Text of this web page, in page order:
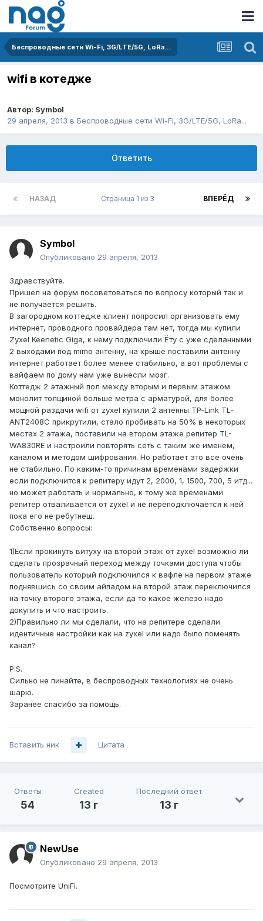
Беспроводные сети Wi-Fi, 3G/LTE/5G, LoRa...
wifi в котедже
Автор: Symbol
29 апреля, 2013 в Беспроводные сети Wi-Fi, 3G/LTE/5G, LoRa...
Ответить
НАЗАД ВПЕРЁД
Страница 1 из 3
Symbol
Опубликовано 29 апреля, 2013
Здравствуйте.
Пришел на форум посоветоваться по вопросу который так и
не получается решить.
В загородном коттедже клиент попросил организовать ему
интернет, проводного провайдера там нет, тогда мы купили
Zyxel Keenetic Giga, к нему подключили Ёту с уже сделанными
2 выходами под mimo антенну, на крыше поставили антенну
интернет работает более менее стабильно, а вот проблемы с
вайфаем по дому нам уже вынесли мозг.
Коттедж 2 этажный пол между вторым и первым этажом
монолит толщиной больше метра с арматурой, для более
мощной раздачи wifi от zyxel купили 2 антенны TP-Link TL-
ANT2408C прикрутили, стало пробивать на 50% в некоторых
местах 2 этажа, поставили на втором этаже репитер TL-
WA830RE и настроили повторять сеть с таким же именем,
каналом и методом шифрования. Но работает это все очень
не стабильно. По каким-то причинам временами задержки
если подключится к репитеру идут 2, 2000, 1, 1500, 700, 5 итд...
но может работать и нормально, к тому же временами
репитер отваливается от zyxel и не переподключается к ней
пока его не ребутнеш.
Собственно вопросы:
1)Если прокинуть витуху на второй этаж от zyxel возможно ли
сделать прозрачный переход между точками доступа чтобы
пользователь который подключился к вафле на первом этаже
поднявшись со своим айпадом на второй этаж переключился
на точку второго этажа, если да то какое железо надо
докупить и что настроить.
2)Правильно ли мы сделали, что на репитере сделали
идентичные настройки как на zyxel или надо было поменять
канал?
P.S.
Сильно не пинайте, в беспроводных технологиях не очень
шарю.
Заранее спасибо за помощь.
Вставить ник Цитата
Ответы
54
Created
13 г
Последний ответ
13 г
NewUse
Опубликовано 29 апреля, 2013
Посмотрите UniFi.